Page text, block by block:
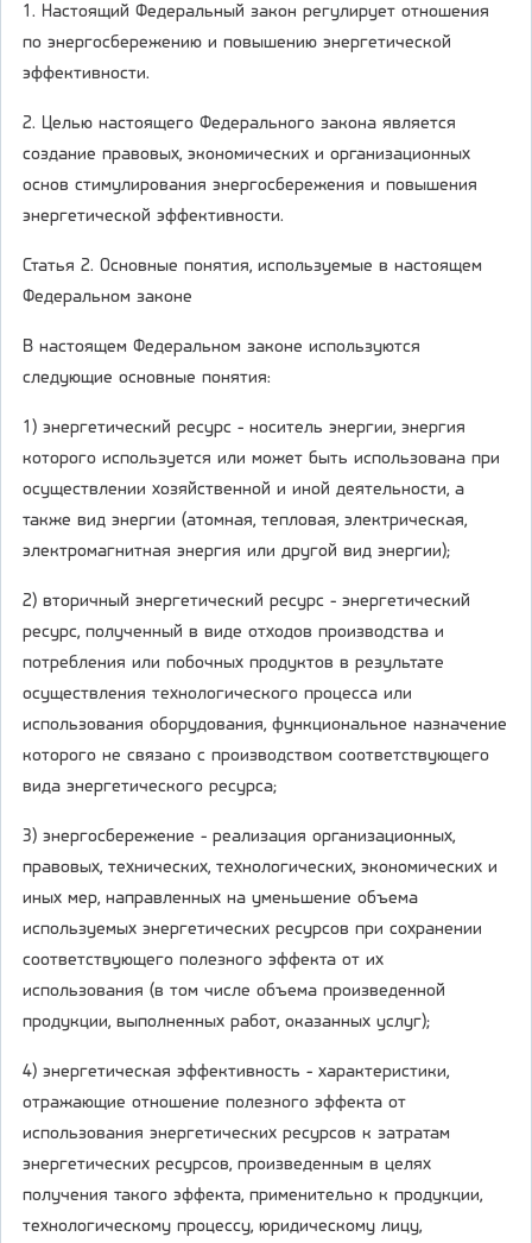
1. Настоящий Федеральный закон регулирует отношения
по энергосбережению и повышению энергетической
эффективности.
2. Целью настоящего Федерального закона является
создание правовых, экономических и организационных
основ стимулирования энергосбережения и повышения
энергетической эффективности.
Статья 2. Основные понятия, используемые в настоящем
Федеральном законе
В настоящем Федеральном законе используются
следующие основные понятия:
1) энергетический ресурс - носитель энергии, энергия
которого используется или может быть использована при
осуществлении хозяйственной и иной деятельности, а
также вид энергии (атомная, тепловая, электрическая,
электромагнитная энергия или другой вид энергии);
2) вторичный энергетический ресурс - энергетический
ресурс, полученный в виде отходов производства и
потребления или побочных продуктов в результате
осуществления технологического процесса или
использования оборудования, функциональное назначение
которого не связано с производством соответствующего
вида энергетического ресурса;
3) энергосбережение - реализация организационных,
правовых, технических, технологических, экономических и
иных мер, направленных на уменьшение объема
используемых энергетических ресурсов при сохранении
соответствующего полезного эффекта от их
использования (в том числе объема произведенной
продукции, выполненных работ, оказанных услуг);
4) энергетическая эффективность - характеристики,
отражающие отношение полезного эффекта от
использования энергетических ресурсов к затратам
энергетических ресурсов, произведенным в целях
получения такого эффекта, применительно к продукции,
технологическому процессу, юридическому лицу,